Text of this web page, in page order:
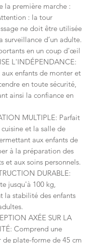
la première marche :
: la tour
ne doit être utilisée
surveillance d’un adulte.
en un coup d'œil
L'INDÉPENDANCE:
enfants de monter et
en toute sécurité,
ainsi la confiance en
MULTIPLE: Parfait
et la salle de
aux enfants de
à la préparation des
et aux soins personnels.
DURABLE:
jusqu'à 100 kg,
la stabilité des enfants
AXÉE SUR LA
Comprend une
de plate-forme de 45 cm